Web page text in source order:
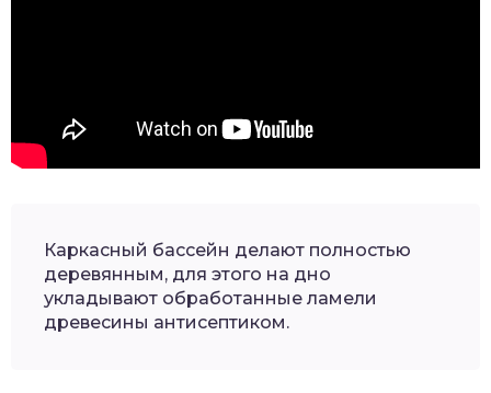
Каркасный бассейн делают полностью
деревянным, для этого на дно
укладывают обработанные ламели
древесины антисептиком.